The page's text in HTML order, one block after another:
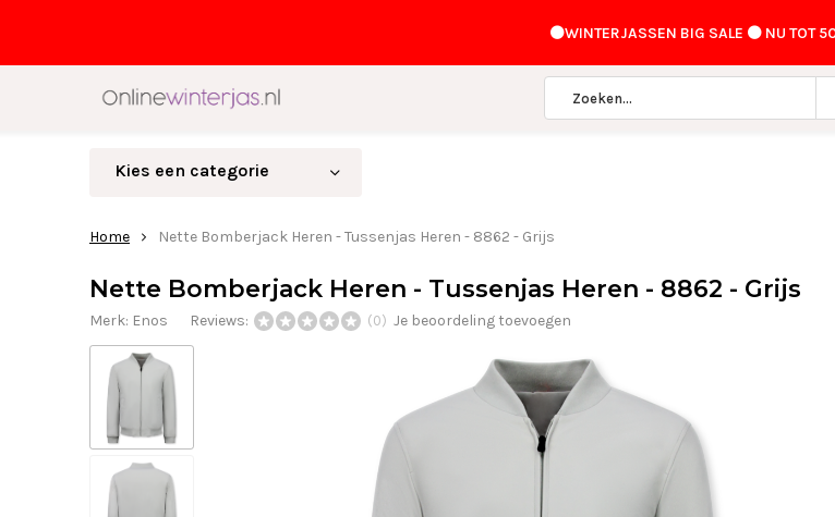
⚫️WINTERJASSEN BIG SALE ⚫️ NU TOT
Kies een categorie
Home Nette Bomberjack Heren - Tussenjas Heren - 8862 - Grijs
Nette Bomberjack Heren - Tussenjas Heren - 8862 - Grijs
Merk: Enos Reviews: (0) Je beoordeling toevoegen